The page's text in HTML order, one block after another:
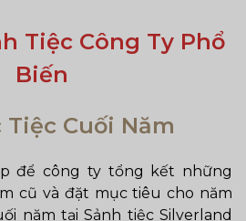
Tiệc Công Ty Phổ
Biến
Tiệc Cuối Năm
để công ty tổng kết những
cũ và đặt mục tiêu cho năm
năm tại Sảnh tiệc Silverland